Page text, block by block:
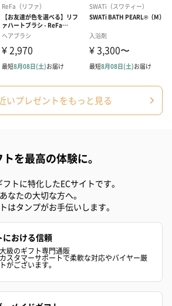
いプレゼントをもっと見る
を最高の体験に。
トに特化したECサイトです。
あなたの大切な方へ。
はタンプがお手伝いします。
における信頼
級のギフト専門通販
スタマーサポートで柔軟な対応やバイヤー厳
がございます。